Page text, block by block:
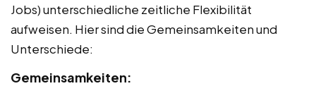
Jobs) unterschiedliche zeitliche Flexibilität
aufweisen. Hier sind die Gemeinsamkeiten und
Unterschiede:
Gemeinsamkeiten: